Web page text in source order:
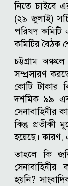
নিতে চাইবে
(২৯ জুলাই)
পরিষদ কমিটি
কমিটির বৈঠক
চট্টগ্রাম
সম্প্রসারণ
কোটি টাকার
দশমিক ৯৯
সেনাবাহিনীর
কিন্তু প্রতীকী
হয়েছে। কারণ,
তাহলে কি
সেনাবাহিনীর
হয়নি?